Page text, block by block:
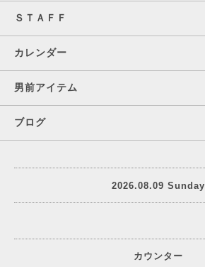
ＳＴＡＦＦ
カレンダー
男前アイテム
ブログ
2026.08.09 Sunday
カウンター